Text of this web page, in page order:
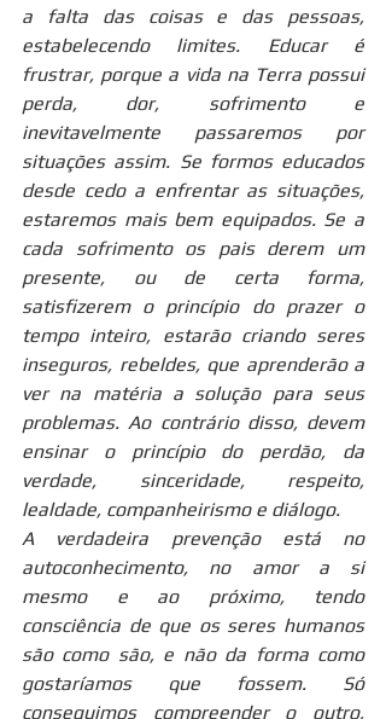
a falta das coisas e das pessoas,
estabelecendo limites. Educar é
frustrar, porque a vida na Terra possui
perda, dor, sofrimento e
inevitavelmente passaremos por
situações assim. Se formos educados
desde cedo a enfrentar as situações,
estaremos mais bem equipados. Se a
cada sofrimento os pais derem um
presente, ou de certa forma,
satisfizerem o princípio do prazer o
tempo inteiro, estarão criando seres
inseguros, rebeldes, que aprenderão a
ver na matéria a solução para seus
problemas. Ao contrário disso, devem
ensinar o princípio do perdão, da
verdade, sinceridade, respeito,
lealdade, companheirismo e diálogo.
A verdadeira prevenção está no
autoconhecimento, no amor a si
mesmo e ao próximo, tendo
consciência de que os seres humanos
são como são, e não da forma como
gostaríamos que fossem. Só
conseguimos compreender o outro,